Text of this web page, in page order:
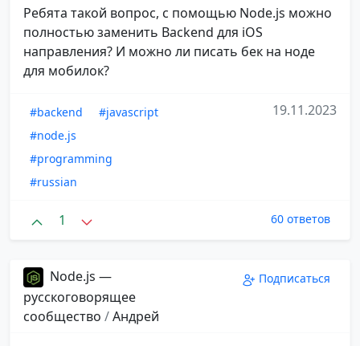
Ребята такой вопрос, с помощью Node.js можно
полностью заменить Backend для iOS
направления? И можно ли писать бек на ноде
для мобилок?
#backend
#javascript
#node.js
#programming
#russian
19.11.2023
1 60 ответов
Node.js —
русскоговорящее
сообщество /Андрей
Подписаться